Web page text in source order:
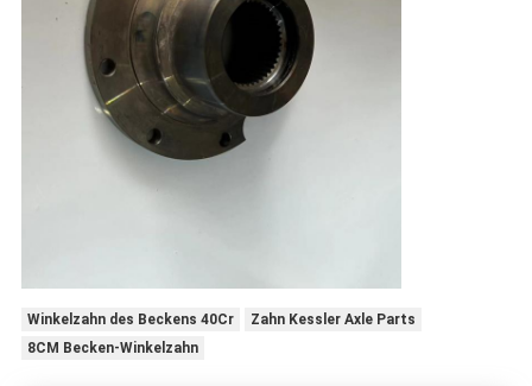
Winkelzahn des Beckens 40Cr
Zahn Kessler Axle Parts
8CM Becken-Winkelzahn